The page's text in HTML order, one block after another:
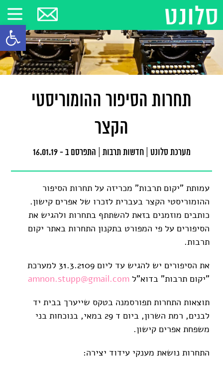
פתח
תחרות הסיפור ההומוריסטי
הקצר
מערכת סלונט |חדשות תרבות התפרסם ב - 16.01.19
עמותת "יקום תרבות" מכריזה על תחרות הסיפור
ההומוריסטי הקצר בעברית לזכרו של אפרים קישון.
כותבים מוזמנים בזאת להשתתף בתחרות ולהגיש את
הסיפורים על פי המפורט בתקנון התחרות באתר יקום
תרבות.
את הסיפורים יש להגיש עד ליום 31.3.2109 למערכת
"יקום תרבות" בדוא"ל amnon.stupp@gmail.com
תוצאות התחרות תפורסמנה בטקס שייערך בבית יד
לבנים, רמת השרון, ביום ד 29 במאי, בנוכחות בני
משפחת אפרים קישון.
התחרות נושאת מענקי עידוד יצירה: